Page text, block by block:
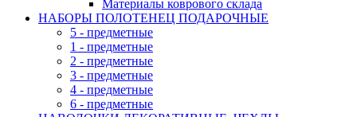
Материалы коврового склада
НАБОРЫ ПОЛОТЕНЕЦ ПОДАРОЧНЫЕ
5 - предметные
1 - предметные
2 - предметные
3 - предметные
4 - предметные
6 - предметные